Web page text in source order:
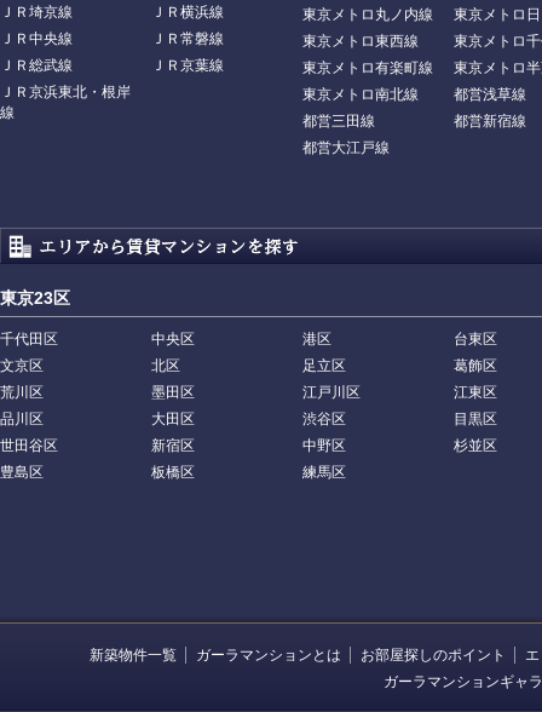
ＪＲ埼京線
ＪＲ横浜線
ＪＲ中央線
ＪＲ常磐線
ＪＲ総武線
ＪＲ京葉線
ＪＲ京浜東北・根岸
線
東京メトロ丸ノ内線
東京メトロ
東京メトロ東西線
東京メトロ
東京メトロ有楽町線
東京メトロ
東京メトロ南北線
都営浅草線
都営三田線
都営新宿線
都営大江戸線
東京23区
千代田区 中央区 港区
台東区
文京区
北区 足立区
葛飾区
荒川区
墨田区 江戸川区
江東区
品川区
大田区 渋谷区
目黒区
世田谷区
新宿区 中野区
杉並区
豊島区
板橋区 練馬区
新築物件一覧 ガーラマンションとは お部屋探しのポイント
ガーラマンションギャ